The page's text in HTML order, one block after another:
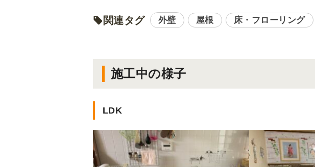
関連タグ 外壁 屋根 床・フローリング
施工中の様子
LDK